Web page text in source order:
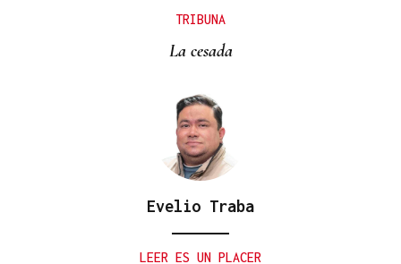
TRIBUNA
La cesada
Evelio Traba
LEER ES UN PLACER